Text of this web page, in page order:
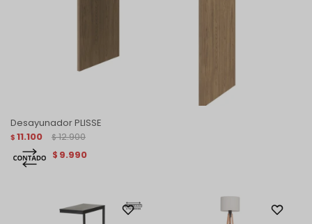
Desayunador PLISSE
$ 11.100 $ 12.900
$ 9.990